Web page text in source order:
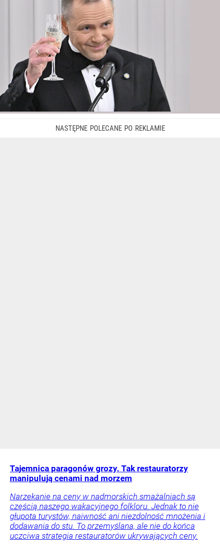
Tajemnica paragonów grozy. Tak restauratorzy
manipulują cenami nad morzem
Narzekanie na ceny w nadmorskich smażalniach są
częścią naszego wakacyjnego folkloru. Jednak to nie
głupota turystów, naiwność ani niezdolność mnożenia i
dodawania do stu. To przemyślana, ale nie do końca
uczciwa strategia restauratorów ukrywających ceny.